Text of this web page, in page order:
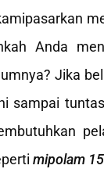
Anda
Jika
sampai
mipolam